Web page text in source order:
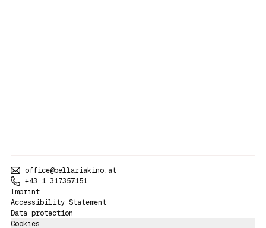
office@bellariakino.at
+43 1 317357151
Imprint
Accessibility Statement
Data protection
Cookies